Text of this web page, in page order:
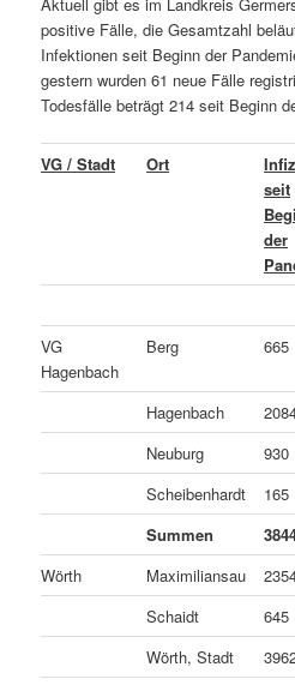
positive Fälle, die Gesamtzahl
Infektionen seit Beginn der
gestern wurden 61 neue Fälle
Todesfälle beträgt 214 seit Beginn
VG / Stadt Ort
seit
der
VG
Hagenbach
Berg 665
Hagenbach
Neuburg
930
Scheibenhardt
165
Summen
Wörth
Maximiliansau
Schaidt
645
Wörth, Stadt